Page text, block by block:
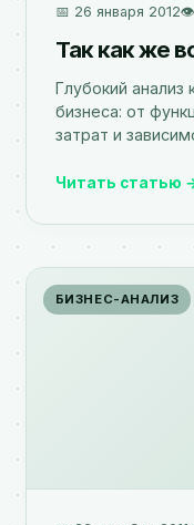
📅 26 января 2012👁️
Так как же
Глубокий
бизнеса: от
затрат и
Читать статью
БИЗНЕС-АНАЛИЗ